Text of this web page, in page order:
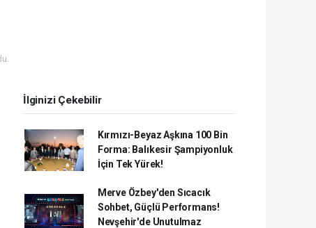
İlginizi Çekebilir
Kırmızı-Beyaz Aşkına 100 Bin
Forma: Balıkesir Şampiyonluk
İçin Tek Yürek!
Merve Özbey'den Sıcacık
Sohbet, Güçlü Performans!
Nevşehir'de Unutulmaz